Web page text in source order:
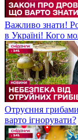
Важливо знати!
в Україні! Кого
Отруєння
варто ігнорувати?